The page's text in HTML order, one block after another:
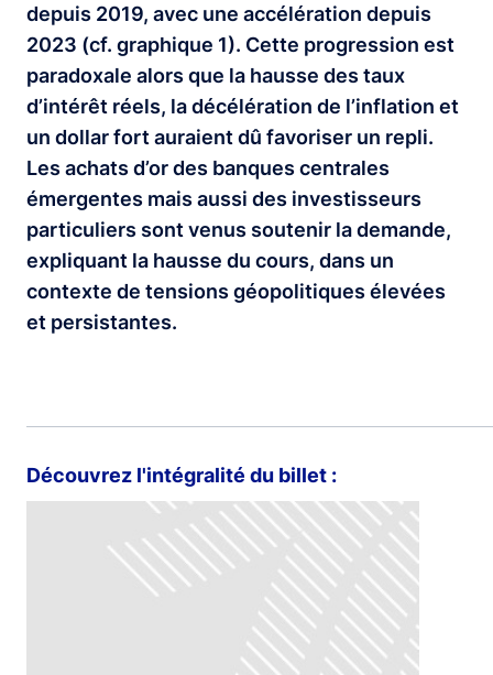
depuis 2019, avec une accélération depuis
2023 (cf. graphique 1). Cette progression est
paradoxale alors que la hausse des taux
d’intérêt réels, la décélération de l’inflation et
un dollar fort auraient dû favoriser un repli.
Les achats d’or des banques centrales
émergentes mais aussi des investisseurs
particuliers sont venus soutenir la demande,
expliquant la hausse du cours, dans un
contexte de tensions géopolitiques élevées
et persistantes.
Découvrez l'intégralité du billet :